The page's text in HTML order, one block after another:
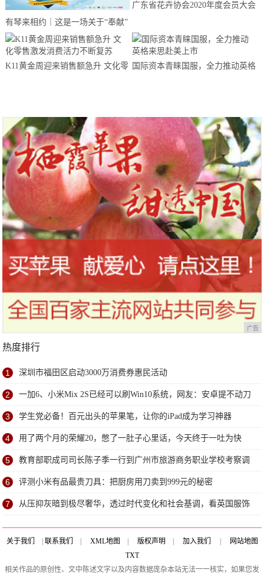
有琴来相约｜这是一场关于“奉献”
的建设者之约
广东省花卉协会2020年度会员大会
开！
K11黄金周迎来销售额急升 文化零
国际资本青睐国服，全力推动英格
广告
热度排行
1 深圳市福田区启动3000万消费券惠民活动
2 一加6、小米Mix 2S已经可以刷Win10系统，网友：安卓提不动刀
了？
3 学生党必备！百元出头的苹果笔，让你的iPad成为学习神器
4 用了两个月的荣耀20，憋了一肚子心里话，今天终于一吐为快
5 教育部职成司司长陈子季一行到广州市旅游商务职业学校考察调
研
6 评测小米有品最贵刀具：把厨房用刀卖到999元的秘密
7 从压抑灰暗到极尽奢华，透过时代变化和社会基调，看英国服饰
变迁
关于我们 联系我们 XML地图 版权声明 加入我们
网站地图
TXT
相关作品的原创性、文中陈述文字以及内容数据庞杂本站无法一一核实，如果您发